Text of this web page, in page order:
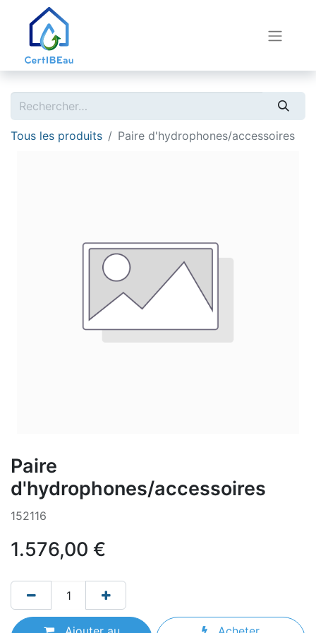
Tous les produits Paire d'hydrophones/accessoires
Paire
d'hydrophones/accessoires
152116
1.576,00 €